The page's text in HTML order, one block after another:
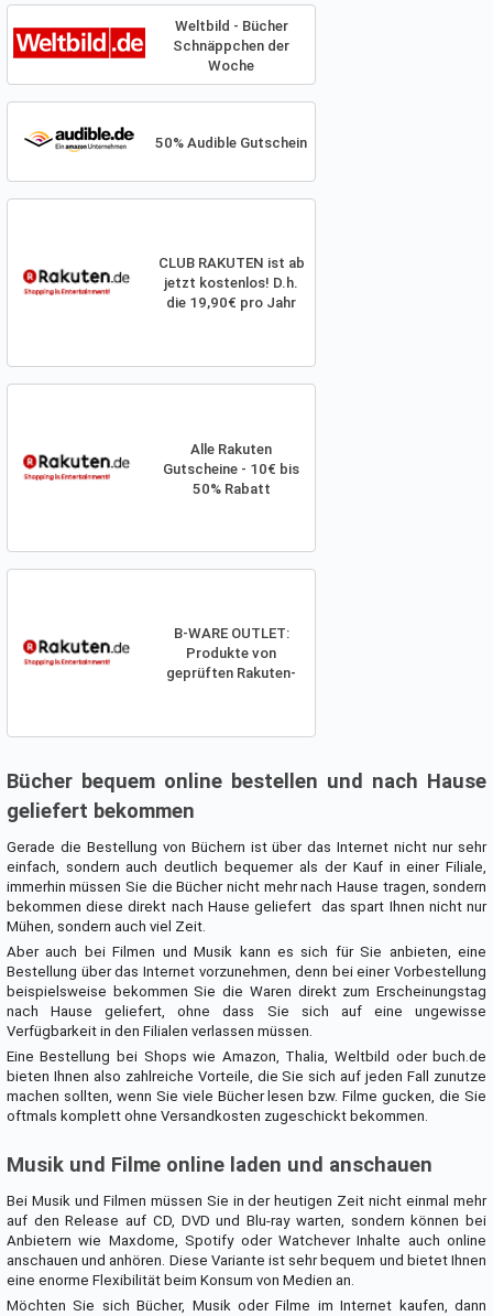
Weltbild - Bücher
Schnäppchen der
Woche
50% Audible Gutschein
CLUB RAKUTEN ist ab
jetzt kostenlos! D.h.
die 19,90€ pro Jahr
Alle Rakuten
Gutscheine - 10€ bis
50% Rabatt
B-WARE OUTLET:
Produkte von
geprüften Rakuten-
Bücher bequem online bestellen und nach Hause
geliefert bekommen
Gerade die Bestellung von Büchern ist über das Internet nicht nur sehr
einfach, sondern auch deutlich bequemer als der Kauf in einer Filiale,
immerhin müssen Sie die Bücher nicht mehr nach Hause tragen, sondern
bekommen diese direkt nach Hause geliefert  das spart Ihnen nicht nur
Mühen, sondern auch viel Zeit.
Aber auch bei Filmen und Musik kann es sich für Sie anbieten, eine
Bestellung über das Internet vorzunehmen, denn bei einer Vorbestellung
beispielsweise bekommen Sie die Waren direkt zum Erscheinungstag
nach Hause geliefert, ohne dass Sie sich auf eine ungewisse
Verfügbarkeit in den Filialen verlassen müssen.
Eine Bestellung bei Shops wie Amazon, Thalia, Weltbild oder buch.de
bieten Ihnen also zahlreiche Vorteile, die Sie sich auf jeden Fall zunutze
machen sollten, wenn Sie viele Bücher lesen bzw. Filme gucken, die Sie
oftmals komplett ohne Versandkosten zugeschickt bekommen.
Musik und Filme online laden und anschauen
Bei Musik und Filmen müssen Sie in der heutigen Zeit nicht einmal mehr
auf den Release auf CD, DVD und Blu-ray warten, sondern können bei
Anbietern wie Maxdome, Spotify oder Watchever Inhalte auch online
anschauen und anhören. Diese Variante ist sehr bequem und bietet Ihnen
eine enorme Flexibilität beim Konsum von Medien an.
Möchten Sie sich Bücher, Musik oder Filme im Internet kaufen, dann